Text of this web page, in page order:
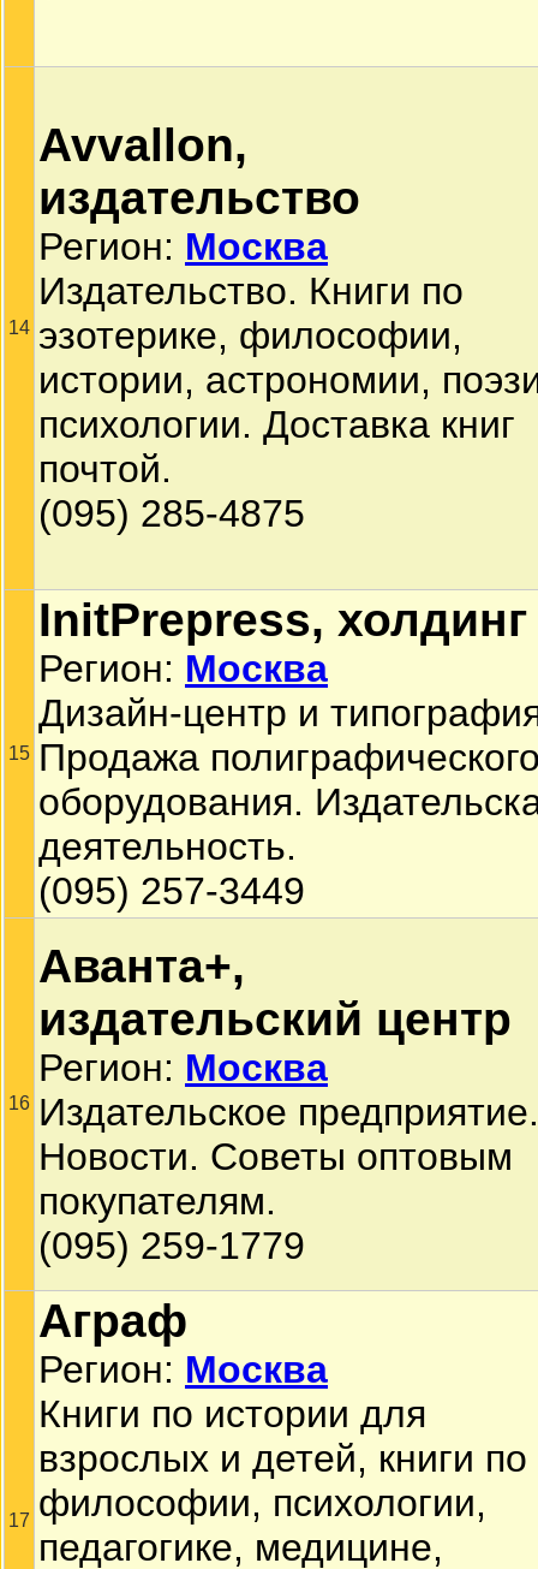
14
Avvallon,
издательство
Регион: Москва
Издательство. Книги по
эзотерике, философии,
истории, астрономии,
психологии. Доставка книг
почтой.
(095) 285-4875
15
InitPrepress, холдинг
Регион: Москва
Дизайн-центр и
Продажа
оборудования.
деятельность.
(095) 257-3449
16
Аванта+,
издательский центр
Регион: Москва
Издательское предприятие.
Новости. Советы оптовым
покупателям.
(095) 259-1779
17
Аграф
Регион: Москва
Книги по истории для
взрослых и детей, книги по
философии, психологии,
педагогике, медицине,